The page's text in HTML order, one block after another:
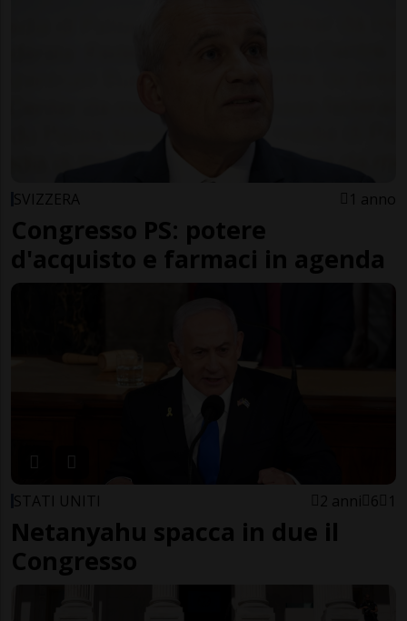
SVIZZERA 1 anno
Congresso PS: potere
d'acquisto e farmaci in agenda
STATI UNITI 2 anni 6 1
Netanyahu spacca in due il
Congresso